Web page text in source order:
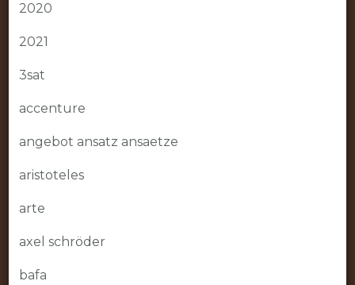
2020
2021
3sat
accenture
angebot ansatz ansaetze
aristoteles
arte
axel schröder
bafa